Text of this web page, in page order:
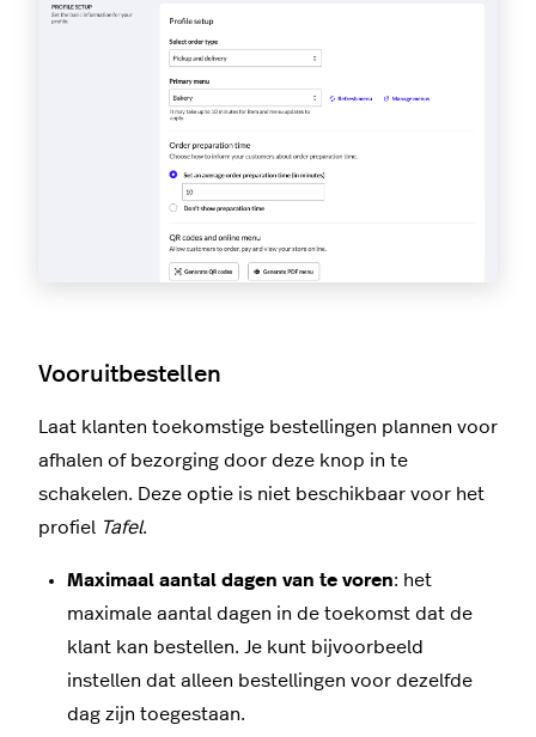
Vooruitbestellen
Laat klanten toekomstige bestellingen plannen voor
afhalen of bezorging door deze knop in te
schakelen. Deze optie is niet beschikbaar voor het
profiel Tafel.
Maximaal aantal dagen van te voren: het
maximale aantal dagen in de toekomst dat de
klant kan bestellen. Je kunt bijvoorbeeld
instellen dat alleen bestellingen voor dezelfde
dag zijn toegestaan.